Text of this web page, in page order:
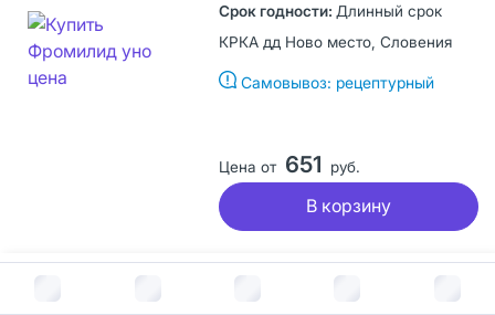
В корзину за руб.
Длинный срок
КРКА дд Ново место, Словения
Самовывоз: рецептурный
Цена от 651 руб.
В корзину